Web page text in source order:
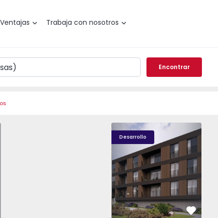
Ventajas Trabaja con nosotros
Encontrar
T0 Paredes, Gandra - 1575265 - 1
Desarrollo
Nova Caíde - 1
Favorito